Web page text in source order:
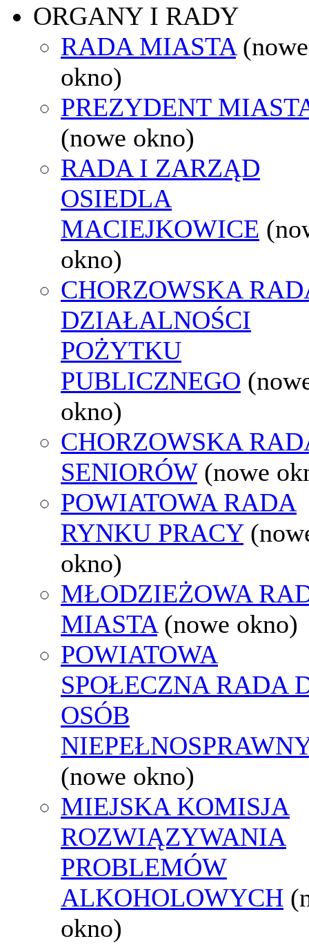
ORGANY I RADY
RADA MIASTA (nowe
okno)
PREZYDENT
(nowe okno)
RADA I ZARZĄD
OSIEDLA
MACIEJKOWICE
okno)
CHORZOWSKA
DZIAŁALNOŚCI
POŻYTKU
PUBLICZNEGO
okno)
CHORZOWSKA
SENIORÓW (nowe
POWIATOWA RADA
RYNKU PRACY
okno)
MŁODZIEŻOWA
MIASTA (nowe okno)
POWIATOWA
SPOŁECZNA RADA
OSÓB
(nowe okno)
MIEJSKA KOMISJA
ROZWIĄZYWANIA
PROBLEMÓW
ALKOHOLOWYCH
okno)